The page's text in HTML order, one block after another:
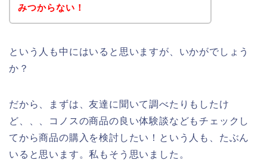
みつからない！
という人も中にはいると思いますが、いかがでしょう
か？
だから、まずは、友達に聞いて調べたりもしたけ
ど、、、コノスの商品の良い体験談などもチェックし
てから商品の購入を検討したい！という人も、たぶん
いると思います。私もそう思いました。